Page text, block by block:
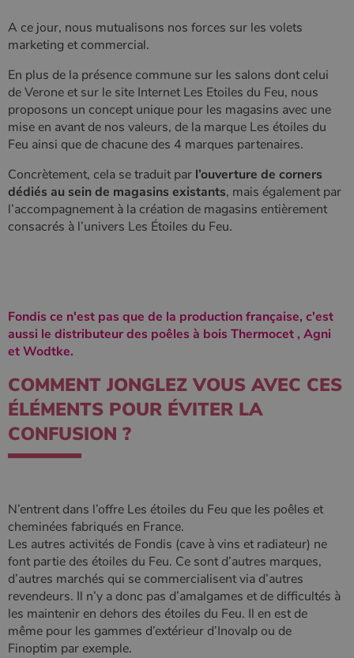
A ce jour, nous mutualisons nos forces sur les volets
marketing et commercial.
En plus de la présence commune sur les salons dont celui
de Verone et sur le site Internet Les Etoiles du Feu, nous
proposons un concept unique pour les magasins avec une
mise en avant de nos valeurs, de la marque Les étoiles du
Feu ainsi que de chacune des 4 marques partenaires.
Concrètement, cela se traduit par l’ouverture de corners
dédiés au sein de magasins existants, mais également par
l’accompagnement à la création de magasins entièrement
consacrés à l’univers Les Étoiles du Feu.
Fondis ce n'est pas que de la production française, c'est
aussi le distributeur des poêles à bois Thermocet , Agni
et Wodtke.
COMMENT JONGLEZ VOUS AVEC CES
ÉLÉMENTS POUR ÉVITER LA
CONFUSION ?
N’entrent dans l’offre Les étoiles du Feu que les poêles et
cheminées fabriqués en France.
Les autres activités de Fondis (cave à vins et radiateur) ne
font partie des étoiles du Feu. Ce sont d’autres marques,
d’autres marchés qui se commercialisent via d’autres
revendeurs. Il n’y a donc pas d’amalgames et de difficultés à
les maintenir en dehors des étoiles du Feu. Il en est de
même pour les gammes d’extérieur d’Inovalp ou de
Finoptim par exemple.